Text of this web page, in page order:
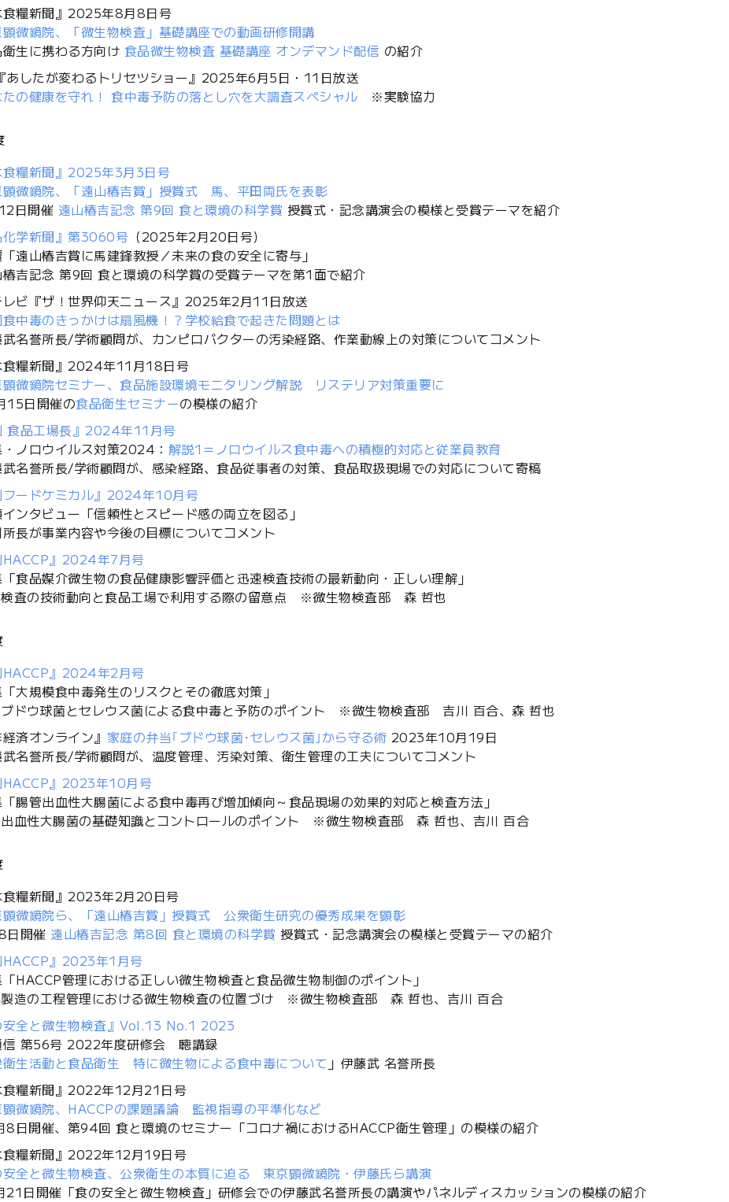
食糧新聞』2025年8月8日号
微鏡院、「微生物検査」基礎講座での動画研修開講
生に携わる方向け 食品微生物検査 基礎講座 オンデマンド配信 の紹介
あしたが変わるトリセツショー』2025年6月5日・11日放送
たの健康を守れ！ 食中毒予防の落とし穴を大調査スペシャル ※実験協力
食糧新聞』2025年3月3日号
顕微鏡院、「遠山椿吉賞」授賞式 馬、平田両氏を表彰
日開催 遠山椿吉記念 第9回 食と環境の科学賞 授賞式・記念講演会の模様と受賞テーマを紹介
化学新聞』第3060号 （2025年2月20日号）
「遠山椿吉賞に馬建鋒教授／未来の食の安全に寄与」
吉記念 第9回 食と環境の科学賞の受賞テーマを第1面で紹介
レビ『ザ！世界仰天ニュース』2025年2月11日放送
中毒のきっかけは扇風機！？学校給食で起きた問題とは
名誉所長/学術顧問が、カンピロバクターの汚染経路、作業動線上の対策についてコメント
食糧新聞』2024年11月18日号
微鏡院セミナー、食品施設環境モニタリング解説 リステリア対策重要に
日開催の食品衛生セミナーの模様の紹介
食品工場長』2024年11月号
・ノロウイルス対策2024： 解説1＝ノロウイルス食中毒への積極的対応と従業員教育
名誉所長/学術顧問が、感染経路、食品従事者の対策、食品取扱現場での対応について寄稿
フードケミカル』2024年10月号
インタビュー「信頼性とスピード感の両立を図る」
長が事業内容や今後の目標についてコメント
HACCP』2024年7月号
「食品媒介微生物の食品健康影響評価と迅速検査技術の最新動向・正しい理解」
査の技術動向と食品工場で利用する際の留意点 ※微生物検査部 森 哲也
HACCP』2024年2月号
「大規模食中毒発生のリスクとその徹底対策」
ドウ球菌とセレウス菌による食中毒と予防のポイント ※微生物検査部 吉川 百合、森 哲也
経済オンライン』 家庭の弁当｢ブドウ球菌･セレウス菌｣から守る術 2023年10月19日
名誉所長/学術顧問が、温度管理、汚染対策、衛生管理の工夫についてコメント
HACCP』2023年10月号
「腸管出血性大腸菌による食中毒再び増加傾向～食品現場の効果的対応と検査方法」
血性大腸菌の基礎知識とコントロールのポイント ※微生物検査部 森 哲也、吉川 百合
食糧新聞』2023年2月20日号
顕微鏡院ら、「遠山椿吉賞」授賞式 公衆衛生研究の優秀成果を顕彰
開催 遠山椿吉記念 第8回 食と環境の科学賞 授賞式・記念講演会の模様と受賞テーマの紹介
HACCP』2023年1月号
「HACCP管理における正しい微生物検査と食品微生物制御のポイント」
造の工程管理における微生物検査の位置づけ ※微生物検査部 森 哲也、吉川 百合
安全と微生物検査』Vol.13 No.1 2023
信 第56号 2022年度研修会 聴講録
衛生活動と食品衛生 特に微生物による食中毒について 」伊藤武 名誉所長
食糧新聞』2022年12月21日号
顕微鏡院、HACCPの課題議論 監視指導の平準化など
日開催、第94回 食と環境のセミナー「コロナ禍におけるHACCP衛生管理」の模様の紹介
食糧新聞』2022年12月19日号
全と微生物検査、公衆衛生の本質に迫る 東京顕微鏡院・伊藤氏ら講演
日開催「食の安全と微生物検査」研修会での伊藤武名誉所長の講演やパネルディスカッションの模様の紹介